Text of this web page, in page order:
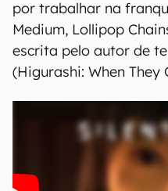
por trabalhar na
Medium, Lollipop
escrita pelo autor de
(Higurashi: When They